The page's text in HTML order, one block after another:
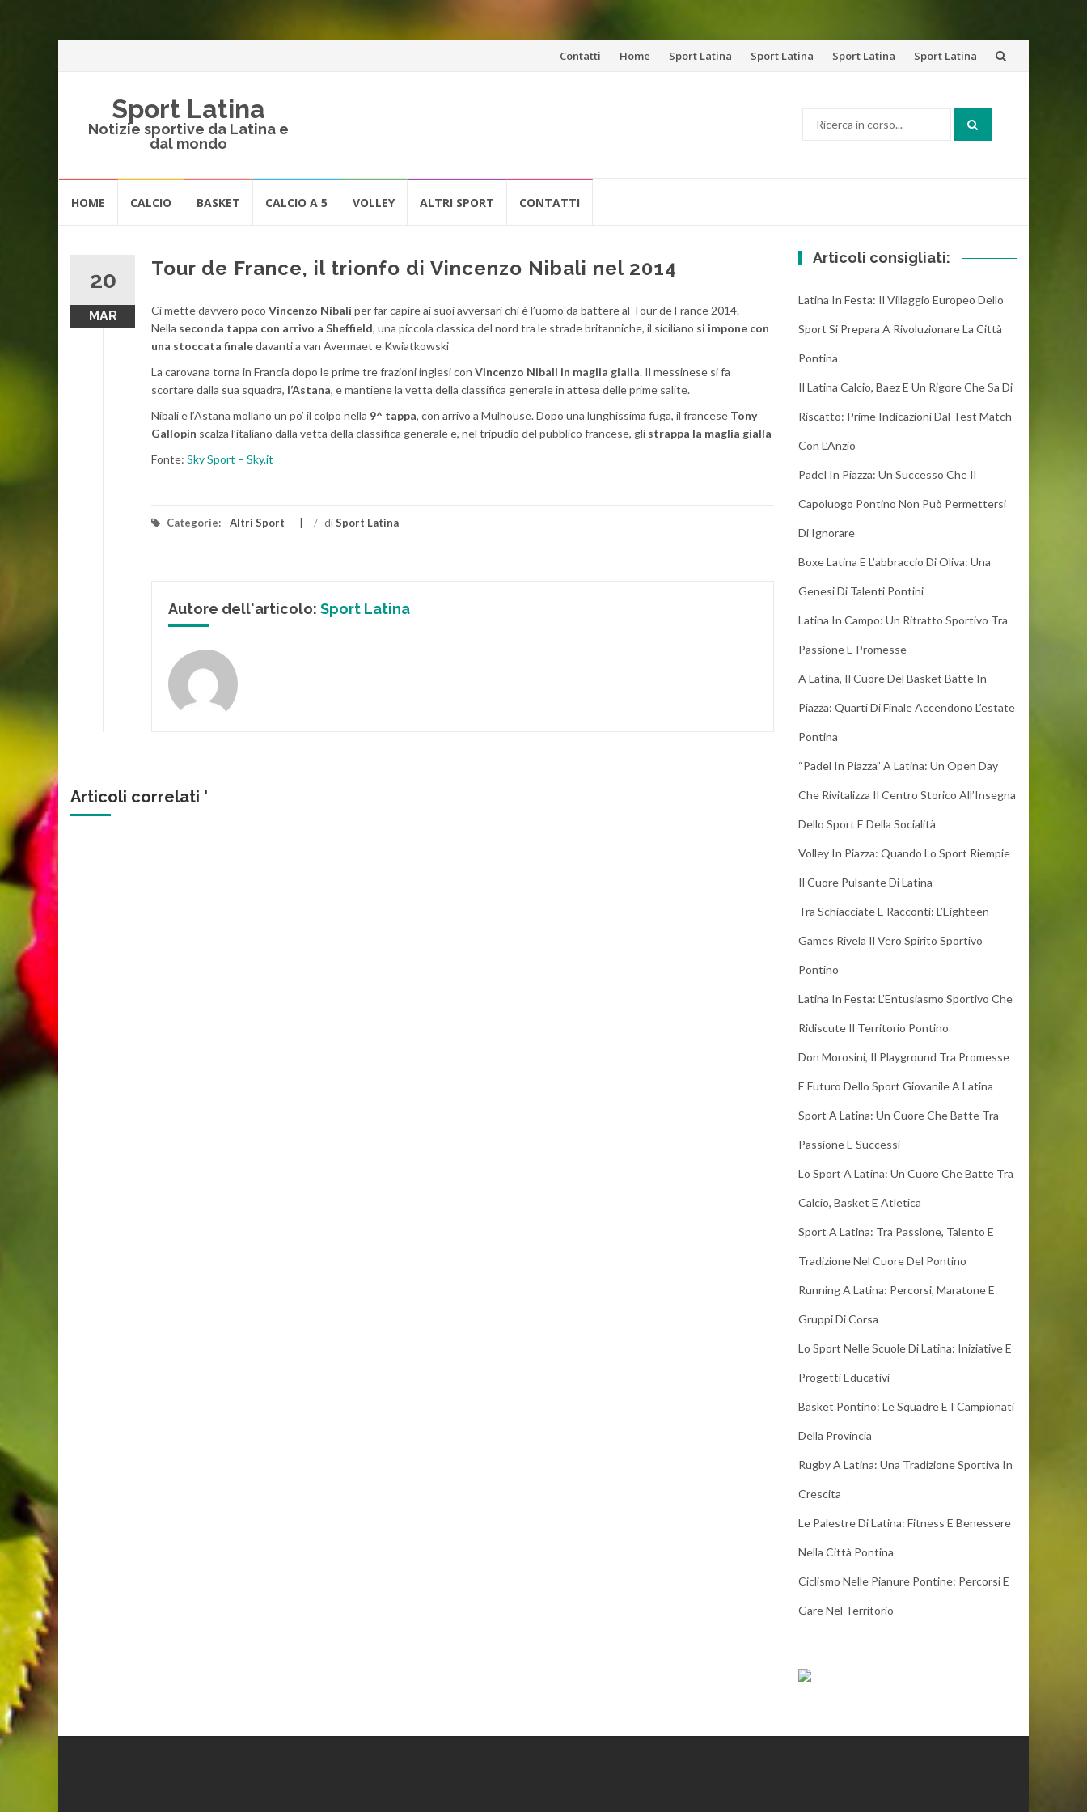
VaiContatti Home Sport Latina Sport Latina Sport Latina Sport Latina
Sport Latina
Notizie sportive da Latina e
dal mondo
HOME CALCIO BASKET CALCIO A 5 VOLLEY ALTRI SPORT CONTATTI
20
MAR
Tour de France, il trionfo di Vincenzo Nibali nel 2014
Ci mette davvero poco Vincenzo Nibali per far capire ai suoi avversari chi è l’uomo da battere al Tour de France 2014.
Nella seconda tappa con arrivo a Sheffield, una piccola classica del nord tra le strade britanniche, il siciliano si impone con
una stoccata finaledavanti a van Avermaet e Kwiatkowski
La carovana torna in Francia dopo le prime tre frazioni inglesi con Vincenzo Nibali in maglia gialla. Il messinese si fa
scortare dalla sua squadra, l’Astana, e mantiene la vetta della classifica generale in attesa delle prime salite.
Nibali e l’Astana mollano un po’ il colpo nella 9^ tappa, con arrivo a Mulhouse. Dopo una lunghissima fuga, il francese Tony
Gallopin scalza l’italiano dalla vetta della classifica generale e, nel tripudio del pubblico francese, gli strappa la maglia gialla
Fonte: Sky Sport – Sky.it
Categorie: Altri Sport / diSport Latina
Autore dell'articolo: Sport Latina
Articoli correlati '
Articoli consigliati:
Latina In Festa: Il Villaggio Europeo Dello
Sport Si Prepara A Rivoluzionare La Città
Pontina
Il Latina Calcio, Baez E Un Rigore Che Sa Di
Riscatto: Prime Indicazioni Dal Test Match
Con L’Anzio
Padel In Piazza: Un Successo Che Il
Capoluogo Pontino Non Può Permettersi
Di Ignorare
Boxe Latina E L’abbraccio Di Oliva: Una
Genesi Di Talenti Pontini
Latina In Campo: Un Ritratto Sportivo Tra
Passione E Promesse
A Latina, Il Cuore Del Basket Batte In
Piazza: Quarti Di Finale Accendono L’estate
Pontina
“Padel In Piazza” A Latina: Un Open Day
Che Rivitalizza Il Centro Storico All’Insegna
Dello Sport E Della Socialità
Volley In Piazza: Quando Lo Sport Riempie
Il Cuore Pulsante Di Latina
Tra Schiacciate E Racconti: L’Eighteen
Games Rivela Il Vero Spirito Sportivo
Pontino
Latina In Festa: L’Entusiasmo Sportivo Che
Ridiscute Il Territorio Pontino
Don Morosini, Il Playground Tra Promesse
E Futuro Dello Sport Giovanile A Latina
Sport A Latina: Un Cuore Che Batte Tra
Passione E Successi
Lo Sport A Latina: Un Cuore Che Batte Tra
Calcio, Basket E Atletica
Sport A Latina: Tra Passione, Talento E
Tradizione Nel Cuore Del Pontino
Running A Latina: Percorsi, Maratone E
Gruppi Di Corsa
Lo Sport Nelle Scuole Di Latina: Iniziative E
Progetti Educativi
Basket Pontino: Le Squadre E I Campionati
Della Provincia
Rugby A Latina: Una Tradizione Sportiva In
Crescita
Le Palestre Di Latina: Fitness E Benessere
Nella Città Pontina
Ciclismo Nelle Pianure Pontine: Percorsi E
Gare Nel Territorio